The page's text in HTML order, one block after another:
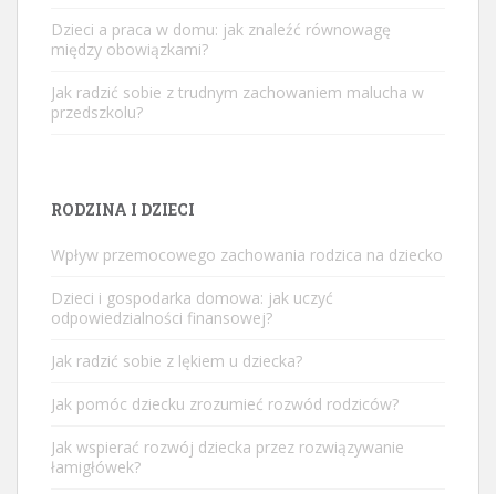
Dzieci a praca w domu: jak znaleźć równowagę
między obowiązkami?
Jak radzić sobie z trudnym zachowaniem malucha w
przedszkolu?
RODZINA I DZIECI
Wpływ przemocowego zachowania rodzica na dziecko
Dzieci i gospodarka domowa: jak uczyć
odpowiedzialności finansowej?
Jak radzić sobie z lękiem u dziecka?
Jak pomóc dziecku zrozumieć rozwód rodziców?
Jak wspierać rozwój dziecka przez rozwiązywanie
łamigłówek?